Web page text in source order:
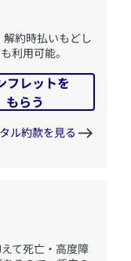
約時払いもどし
利用可能。
フレットを
もらう
ル約款を見る
て死亡・高度障